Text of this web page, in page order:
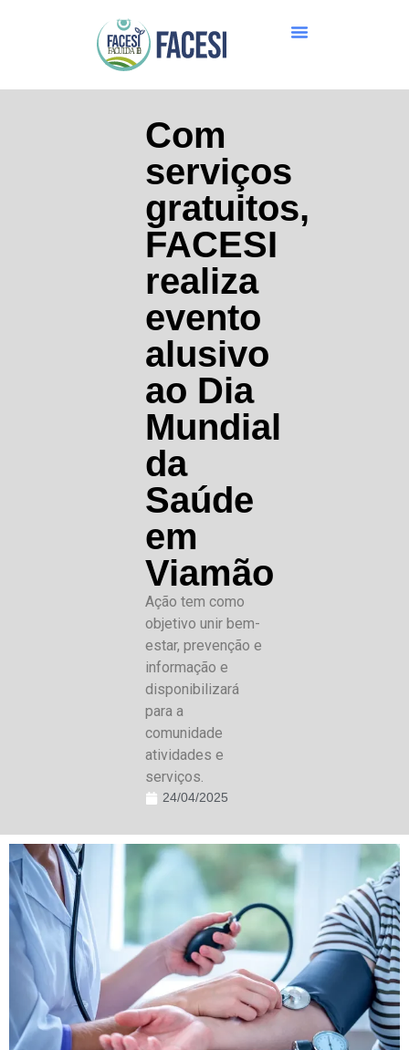
Com
serviços
gratuitos,
FACESI
realiza
evento
alusivo
ao Dia
Mundial
da
Saúde
em
Viamão
Ação tem como
objetivo unir bem-
estar, prevenção e
informação e
disponibilizará
para a
comunidade
atividades e
serviços.
24/04/2025